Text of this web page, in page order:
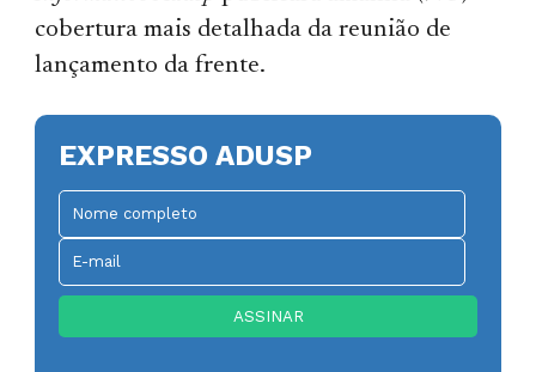
cobertura mais detalhada da reunião de
lançamento da frente.
EXPRESSO ADUSP